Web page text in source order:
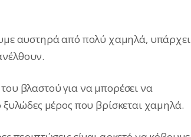
αυστηρά από πολύ χαμηλά, υπάρχει
βλαστού για να μπορέσει να
μέρος που βρίσκεται χαμηλά.